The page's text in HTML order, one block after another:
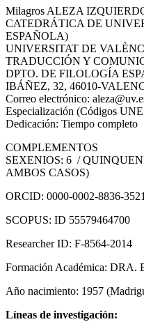
Milagros ALEZA
CATEDRÁTICA DE
ESPAÑOLA)
UNIVERSITAT DE
TRADUCCIÓN Y
DPTO. DE FILOLOGÍA
IBÁÑEZ, 32, 46010-
Correo electrónico:
Especialización (Códigos
Dedicación: Tiempo completo
COMPLEMENTOS
SEXENIOS: 6 /
AMBOS CASOS)
ORCID: 0000-0002-8836-
SCOPUS: ID 55579464700
Researcher ID: F-8564-2014
Formación Académica:
Año nacimiento: 1957
Líneas de investigación: